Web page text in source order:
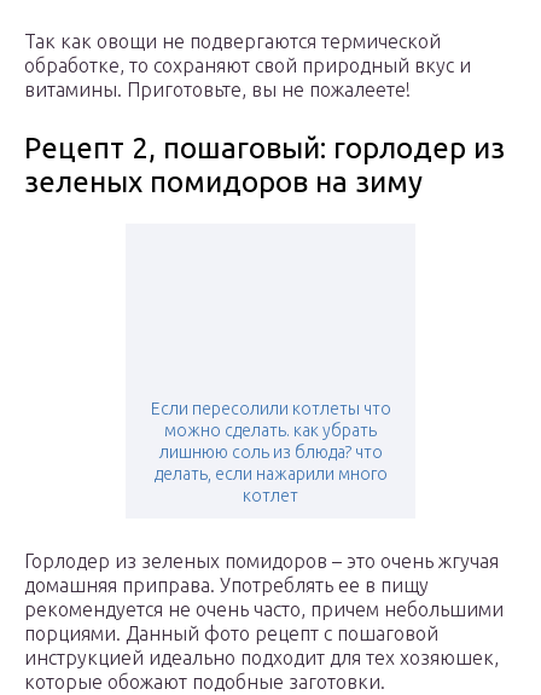
Так как овощи не подвергаются термической
обработке, то сохраняют свой природный вкус и
витамины. Приготовьте, вы не пожалеете!
Рецепт 2, пошаговый: горлодер из
зеленых помидоров на зиму
Если пересолили котлеты что
можно сделать. как убрать
лишнюю соль из блюда? что
делать, если нажарили много
котлет
Горлодер из зеленых помидоров – это очень жгучая
домашняя приправа. Употреблять ее в пищу
рекомендуется не очень часто, причем небольшими
порциями. Данный фото рецепт с пошаговой
инструкцией идеально подходит для тех хозяюшек,
которые обожают подобные заготовки.